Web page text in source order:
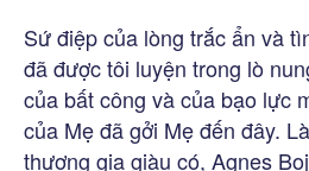
Sứ điệp của lòng trắc ẩn và
đã được tôi luyện trong lò
của bất công và của bạo lực
của Mẹ đã gởi Mẹ đến đây.
thương gia giàu có, Agnes